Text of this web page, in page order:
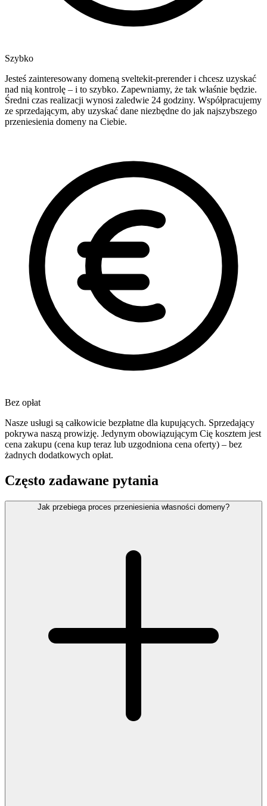
Szybko
Jesteś zainteresowany domeną sveltekit-prerender i chcesz uzyskać
nad nią kontrolę – i to szybko. Zapewniamy, że tak właśnie będzie.
Średni czas realizacji wynosi zaledwie 24 godziny. Współpracujemy
ze sprzedającym, aby uzyskać dane niezbędne do jak najszybszego
przeniesienia domeny na Ciebie.
Bez opłat
Nasze usługi są całkowicie bezpłatne dla kupujących. Sprzedający
pokrywa naszą prowizję. Jedynym obowiązującym Cię kosztem jest
cena zakupu (cena kup teraz lub uzgodniona cena oferty) – bez
żadnych dodatkowych opłat.
Często zadawane pytania
Jak przebiega proces przeniesienia własności domeny?